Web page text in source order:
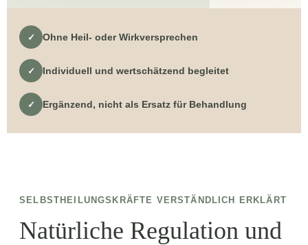
✓ Ohne Heil- oder Wirkversprechen
✓ Individuell und wertschätzend begleitet
✓ Ergänzend, nicht als Ersatz für Behandlung
SELBSTHEILUNGSKRÄFTE VERSTÄNDLICH ERKLÄRT
Natürliche Regulation und